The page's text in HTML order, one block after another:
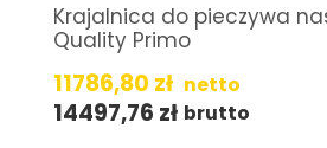
Krajalnica do pieczywa
Quality Primo
11786,80 zł netto
14497,76 zł brutto